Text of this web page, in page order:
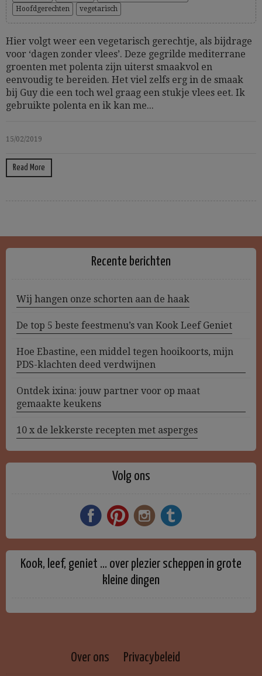
Hoofdgerechten
vegetarisch
Hier volgt weer een vegetarisch gerechtje, als bijdrage
voor ‘dagen zonder vlees’. Deze gegrilde mediterrane
groenten met polenta zijn uiterst smaakvol en
eenvoudig te bereiden. Het viel zelfs erg in de smaak
bij Guy die een toch wel graag een stukje vlees eet. Ik
gebruikte polenta en ik kan me...
15/02/2019
Read More
Recente berichten
Wij hangen onze schorten aan de haak
De top 5 beste feestmenu’s van Kook Leef Geniet
Hoe Ebastine, een middel tegen hooikoorts, mijn
PDS-klachten deed verdwijnen
Ontdek ixina: jouw partner voor op maat
gemaakte keukens
10 x de lekkerste recepten met asperges
Volg ons
Kook, leef, geniet … over plezier scheppen in grote
kleine dingen
Over ons Privacybeleid